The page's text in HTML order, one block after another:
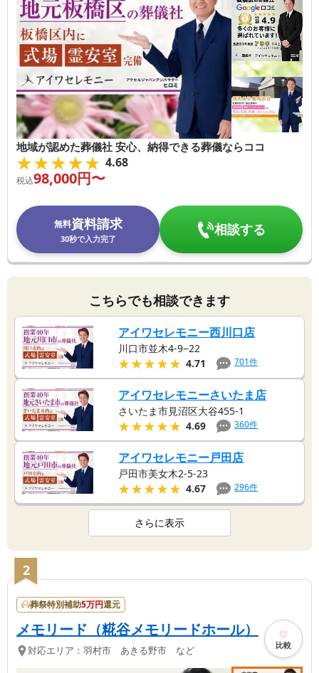
地域が認めた葬儀社 安心、納得できる葬儀ならココ
★★★★★
★★★★★ 4.68
税込98,000円〜
無料資料請求
30秒で入力完了
相談する
こちらでも相談できます
アイワセレモニー西川口店
川口市並木4-9−22
★★★★★
★★★★★ 4.71 701件
アイワセレモニーさいたま店
さいたま市見沼区大谷455-1
★★★★★
★★★★★ 4.69 360件
アイワセレモニー戸田店
戸田市美女木2-5-23
★★★★★
★★★★★ 4.67 296件
さらに表示
2
葬祭特別補助5万円還元
メモリード（糀谷メモリードホール）
対応エリア： 羽村市 あきる野市 など 比較